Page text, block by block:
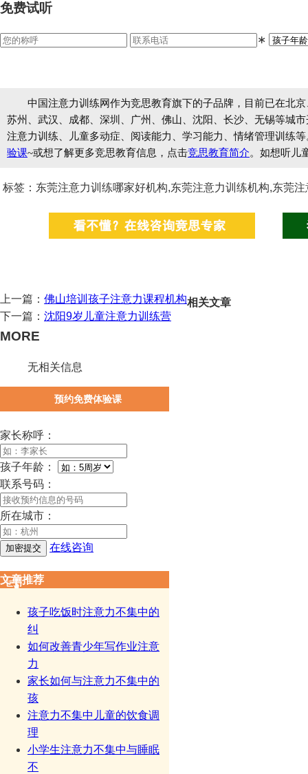
免费试听
∗
中国注意力训练网作为竞思教育旗下的子品牌，目前已在北
苏州、武汉、成都、深圳、广州、佛山、沈阳、长沙、无锡等城
注意力训练、儿童多动症、阅读能力、学习能力、情绪管理训练
验课~或想了解更多竞思教育信息，点击竞思教育简介。如想听儿
标签：东莞注意力训练哪家好机构,东莞注意力训练机构,东莞
上一篇： 佛山培训孩子注意力课程机构
下一篇： 沈阳9岁儿童注意力训练营
相关文章
MORE
无相关信息
预约免费体验课
家长称呼：
孩子年龄：
联系号码：
所在城市：
在线咨询
文章推荐
孩子吃饭时注意力不集中的
纠
如何改善青少年写作业注意
力
家长如何与注意力不集中的
孩
注意力不集中儿童的饮食调
理
小学生注意力不集中与睡眠
不